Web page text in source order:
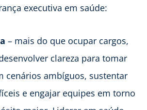
executiva em saúde:
– mais do que ocupar cargos,
clareza para tomar
cenários ambíguos, sustentar
e engajar equipes em torno